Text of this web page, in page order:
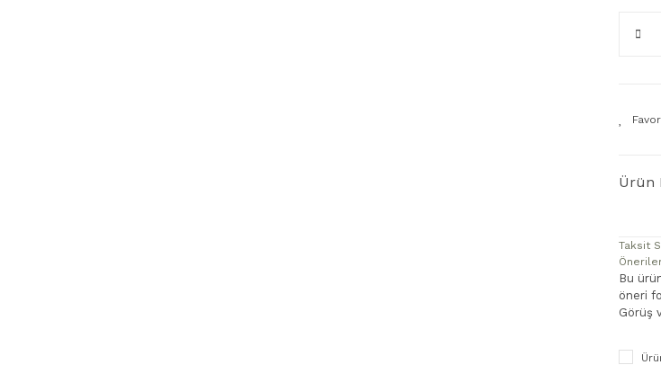
Ürün
Taksit
Bu
öneri
Görüş